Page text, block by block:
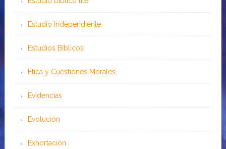
Estudio Independiente
Estudios Bíblicos
Ética y Cuestiones Morales
Evidencias
Evolución
Exhortación